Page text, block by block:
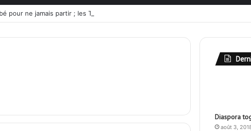
pour ne jamais partir ; les Togolais disent non et sont vent debout
Diaspora
août 3,